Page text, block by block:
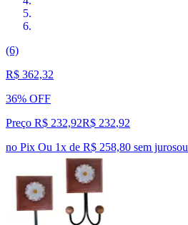
(6)
R$ 362,32
36% OFF
Preço R$ 232,92R$ 232,92
no Pix Ou 1x de R$ 258,80 sem jurosou